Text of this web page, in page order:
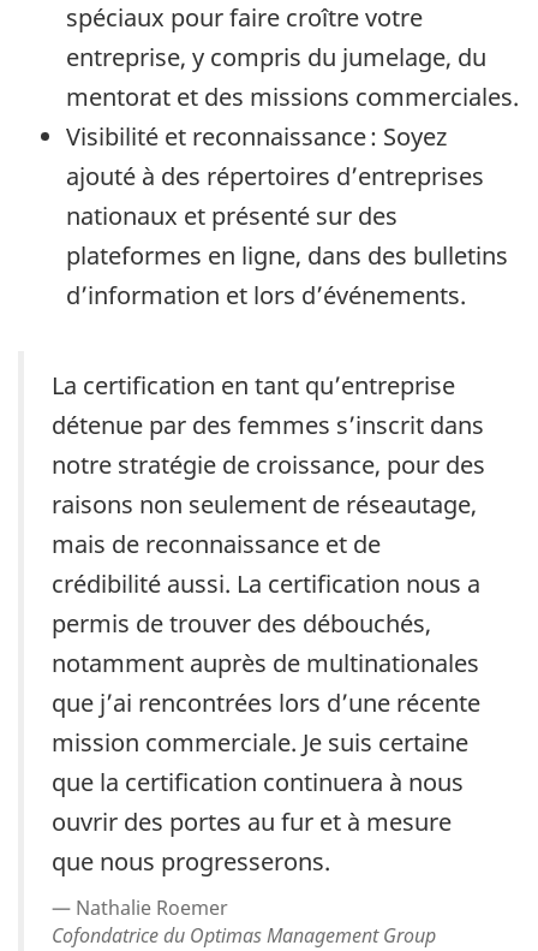
spéciaux pour faire croître votre
entreprise, y compris du jumelage, du
mentorat et des missions commerciales.
Visibilité et reconnaissance : Soyez
ajouté à des répertoires d’entreprises
nationaux et présenté sur des
plateformes en ligne, dans des bulletins
d’information et lors d’événements.
La certification en tant qu’entreprise
détenue par des femmes s’inscrit dans
notre stratégie de croissance, pour des
raisons non seulement de réseautage,
mais de reconnaissance et de
crédibilité aussi. La certification nous a
permis de trouver des débouchés,
notamment auprès de multinationales
que j’ai rencontrées lors d’une récente
mission commerciale. Je suis certaine
que la certification continuera à nous
ouvrir des portes au fur et à mesure
que nous progresserons.
Nathalie Roemer
Cofondatrice du Optimas Management Group